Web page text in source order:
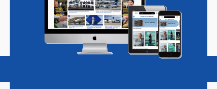
Magazine Podcasts Vacatures